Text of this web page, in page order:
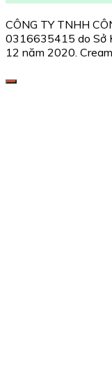
CÔNG TY TNHH
0316635415 do Sở
12 năm 2020.